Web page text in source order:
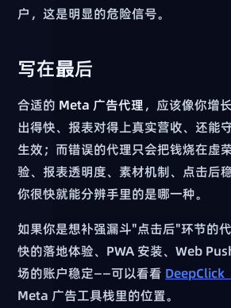
户，这是明显的危险信号。
写在最后
合适的 Meta 广告代理，应该像你增
出得快、报表对得上真实营收、还能
生效；而错误的代理只会把钱烧在虚
验、报表透明度、素材机制、点击后
你很快就能分辨手里的是哪一种。
如果你是想补强漏斗"点击后"环节的
快的落地体验、PWA 安装、Web
场的账户稳定——可以看看 DeepClick
Meta 广告工具栈里的位置。